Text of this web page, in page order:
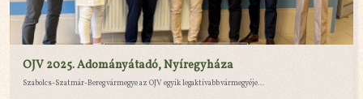
OJV 2025. Adományátadó, Nyíregyháza
Szabolcs-Szatmár-Bereg vármegye az OJV egyik legaktívabb vármegyéje...